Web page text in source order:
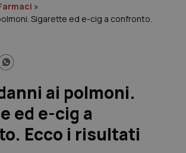
»
Sigarette ed e-cig a confronto.
ai polmoni.
ed e-cig a
Ecco i risultati